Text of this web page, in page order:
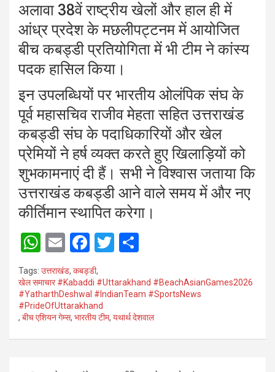
अलावा 38वें राष्ट्रीय खेलों और हाल ही में
आंध्र प्रदेश के मछलीपट्टनम में आयोजित
बीच कबड्डी प्रतियोगिता में भी टीम ने कांस्य
पदक हासिल किया।
इन उपलब्धियों पर भारतीय ओलंपिक संघ के
पूर्व महासचिव राजीव मेहता सहित उत्तराखंड
कबड्डी संघ के पदाधिकारियों और खेल
प्रेमियों ने हर्ष व्यक्त करते हुए खिलाड़ियों को
शुभकामनाएं दी हैं। सभी ने विश्वास जताया कि
उत्तराखंड कबड्डी आने वाले समय में और नए
कीर्तिमान स्थापित करेगा।
W
h
at
s
A
p
E
m
ail
F
a
ce
b
o
o
T
tt
er
ar
e
Tags: उत्तराखंड, कबड्डी,
खेल समाचार #Kabaddi #Uttarakhand #BeachAsianGames2026
#YatharthDeshwal #IndianTeam #SportsNews
#PrideOfUttarakhand
, बीच एशियन गेम्स, भारतीय टीम, यथार्थ देशवाल